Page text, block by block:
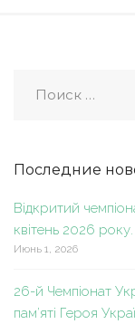
Последние
Відкритий
квітень 2026 року.
Июнь 1, 2026
26-й Чемпіонат
пам’яті Героя